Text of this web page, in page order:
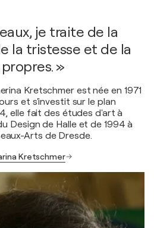
je traite de la
la tristesse et de la
»
Kretschmer est née en 1971
et s'investit sur le plan
elle fait des études d'art à
Design de Halle et de 1994 à
Arts de Dresde.
Kretschmer